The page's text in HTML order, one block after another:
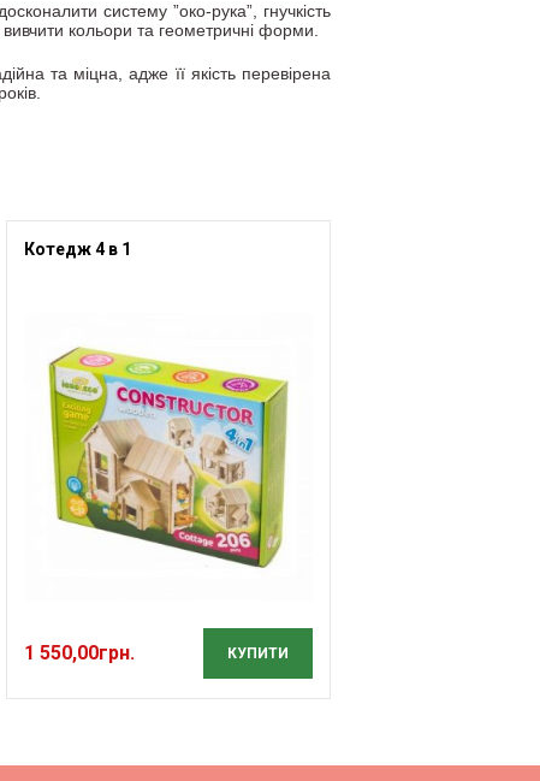
систему ”око-рука”, гнучкість
кольори та геометричні форми.
та міцна, адже її якість перевірена
Котедж 4 в 1
1 550,00грн. КУПИТИ